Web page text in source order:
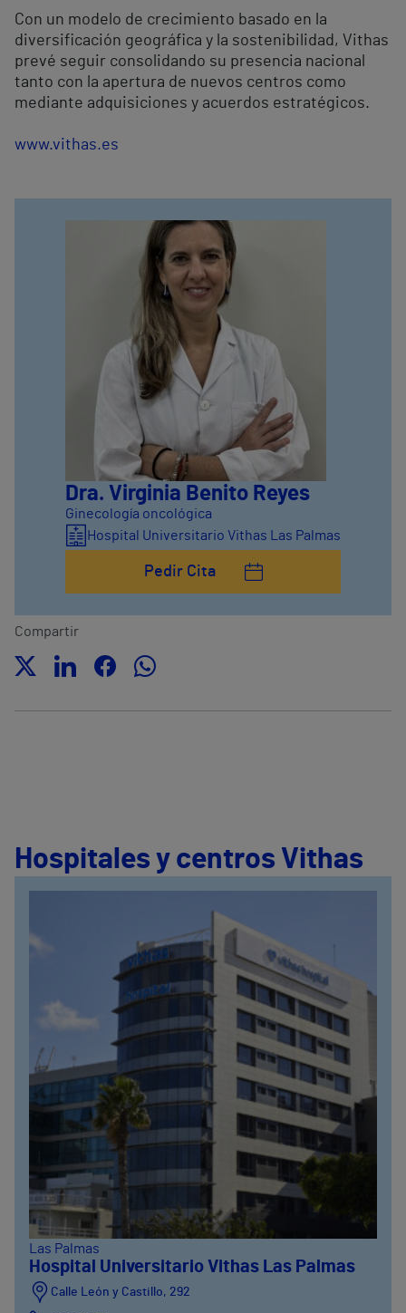
Con un modelo de crecimiento basado en la
diversificación geográfica y la sostenibilidad, Vithas
prevé seguir consolidando su presencia nacional
tanto con la apertura de nuevos centros como
mediante adquisiciones y acuerdos estratégicos.
www.vithas.es
Dra. Virginia Benito Reyes
Ginecología oncológica
Hospital Universitario Vithas Las Palmas
Pedir Cita
Compartir
Hospitales y centros Vithas
Las Palmas
Hospital Universitario Vithas Las Palmas
Calle León y Castillo, 292